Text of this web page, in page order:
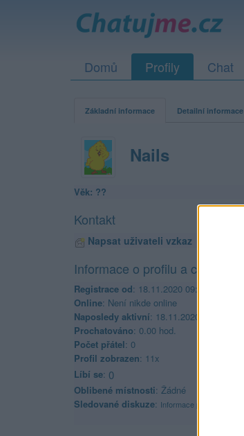
Domů Profily Chat
Základní informace Detailní informace
Nails
Věk: ??
Kontakt
Napsat uživateli vzkaz
Informace o profilu a chatu
Registrace od: 18.11.2020 09:49
Online: Není nikde online
Naposledy aktivní: 18.11.2020 09:50
Prochatováno: 0.00 hod.
Počet přátel: 0
Profil zobrazen: 11x
Líbí se: 0
Oblibené místnosti: Žádné
Sledované diskuze: Informace pro uživatele